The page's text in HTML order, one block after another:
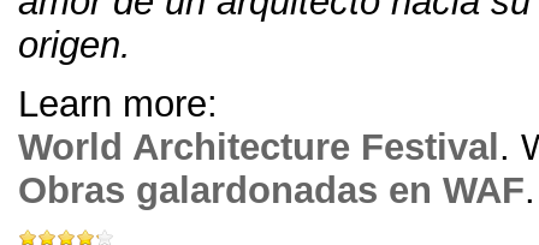
origen.
Learn more:
World Architecture Festival .
Obras galardonadas en WAF